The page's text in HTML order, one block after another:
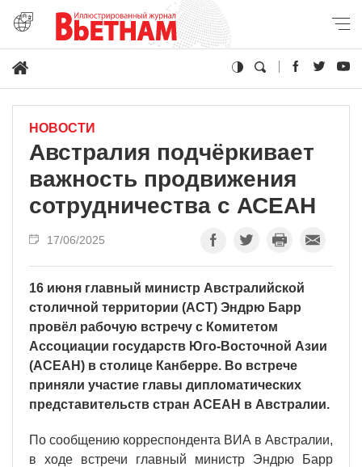
НОВОСТИ
Австралия подчёркивает
важность продвижения
сотрудничества с АСЕАН
17/06/2025
16 июня главный министр Австралийской
столичной территории (ACT) Эндрю Барр
провёл рабочую встречу с Комитетом
Ассоциации государств Юго-Восточной Азии
(АСЕАН) в столице Канберре. Во встрече
приняли участие главы дипломатических
представительств стран АСЕАН в Австралии.
По сообщению корреспондента ВИА в Австралии,
в ходе встречи главный министр Эндрю Барр